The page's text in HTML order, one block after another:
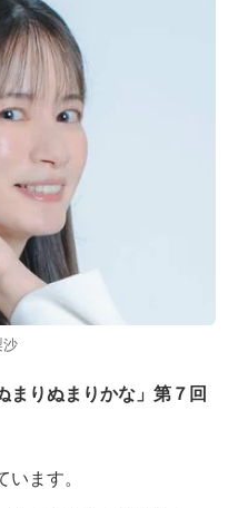
沙
まりぬまりかな」第７回
ます。